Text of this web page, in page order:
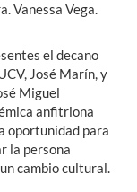
Vanessa Vega.
el decano
José Marín, y
Miguel
anfitriona
oportunidad para
la persona
cambio cultural.